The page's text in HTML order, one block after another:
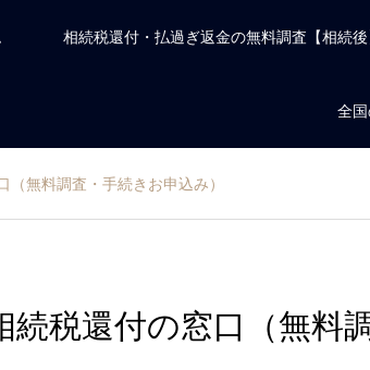
相続税還付・払過ぎ返金の無料調査【相続後
全
（無料調査・手続きお申込み）
続税還付の窓口（無料